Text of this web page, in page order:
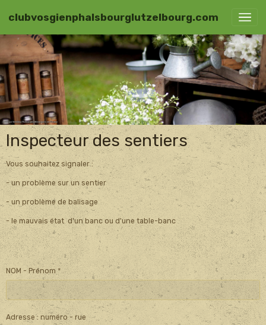
clubvosgienphalsbourglutzelbourg.com
Inspecteur des sentiers
Vous souhaitez signaler :
- un problème sur un sentier
- un problème de balisage
- le mauvais état d'un banc ou d'une table-banc
NOM - Prénom
Adresse : numéro - rue